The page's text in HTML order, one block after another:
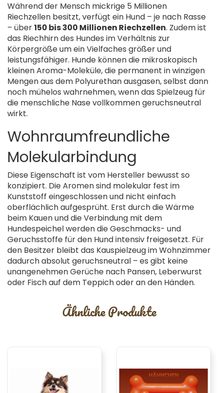
Während der Mensch mickrige 5 Millionen
Riechzellen besitzt, verfügt ein Hund – je nach Rasse
– über150 bis 300 Millionen Riechzellen. Zudem ist
das Riechhirn des Hundes im Verhältnis zur
Körpergröße um ein Vielfaches größer und
leistungsfähiger. Hunde können die mikroskopisch
kleinen Aroma-Moleküle, die permanent in winzigen
Mengen aus dem Polyurethan ausgasen, selbst dann
noch mühelos wahrnehmen, wenn das Spielzeug für
die menschliche Nase vollkommen geruchsneutral
wirkt.
Wohnraumfreundliche
Molekularbindung
Diese Eigenschaft ist vom Hersteller bewusst so
konzipiert. Die Aromen sind molekular fest im
Kunststoff eingeschlossen und nicht einfach
oberflächlich aufgesprüht. Erst durch die Wärme
beim Kauen und die Verbindung mit dem
Hundespeichel werden die Geschmacks- und
Geruchsstoffe für den Hund intensiv freigesetzt. Für
den Besitzer bleibt das Kauspielzeug im Wohnzimmer
dadurch absolut geruchsneutral – es gibt keine
unangenehmen Gerüche nach Pansen, Leberwurst
oder Fisch auf dem Teppich oder an den Händen.
Ähnliche Produkte